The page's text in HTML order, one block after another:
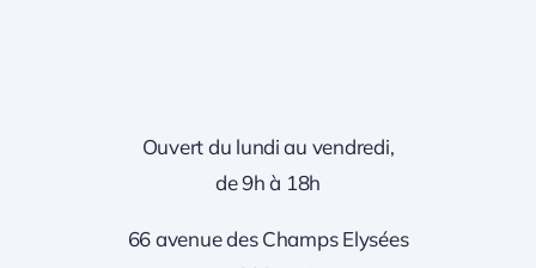
Ouvert du lundi au vendredi,
de 9h à 18h
66 avenue des Champs Elysées